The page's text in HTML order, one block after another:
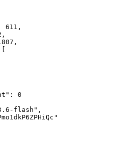
611,
0
flash",